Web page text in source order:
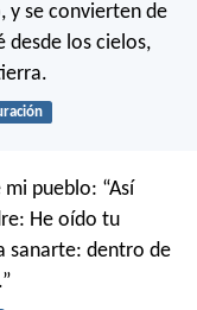
y se convierten de
desde los cielos,
pueblo: “Así
He oído tu
sanarte: dentro de